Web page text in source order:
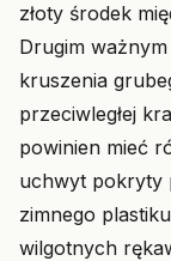
złoty środek
Drugim
kruszenia
przeciwległej
powinien mieć
uchwyt pokryty
zimnego
wilgotnych